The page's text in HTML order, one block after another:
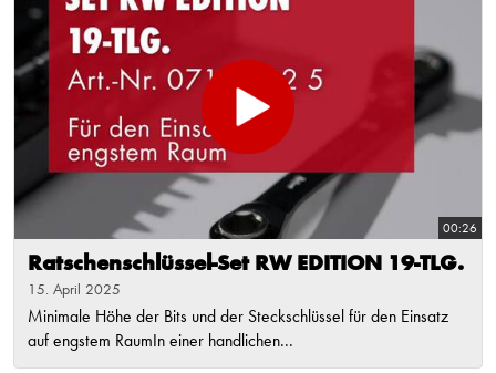
00:26
Ratschenschlüssel-Set RW EDITION 19-TLG.
15. April 2025
Minimale Höhe der Bits und der Steckschlüssel für den Einsatz
auf engstem RaumIn einer handlichen...